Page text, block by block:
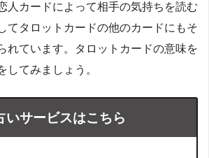
人カードによって相手の気持ちを読む
てタロットカードの他のカードにもそ
れています。タロットカードの意味を
してみましょう。
いサービスはこちら